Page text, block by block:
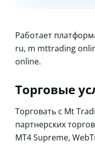
Работает
ru, m mttrading
online.
Торговые
Торговать с Mt
партнерских
MT4 Supreme,